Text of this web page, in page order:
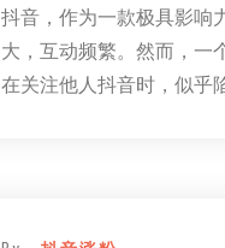
抖音，作为一款极具影响
大，互动频繁。然而，一
在关注他人抖音时，似乎